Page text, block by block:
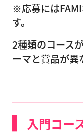
※応募には
す。
2種類のコース
ーマと賞品が異
入門コー